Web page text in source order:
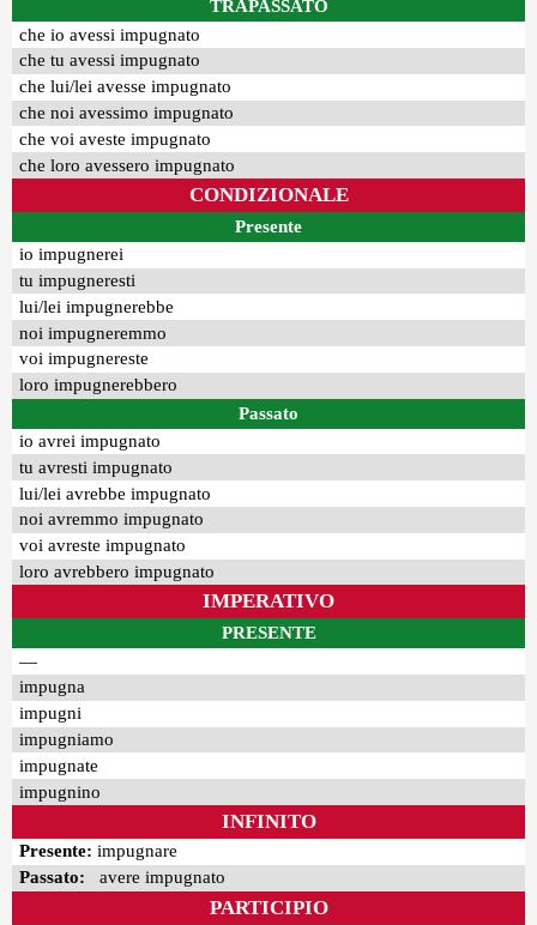
TRAPASSATO
che io avessi impugnato
che tu avessi impugnato
che lui/lei avesse impugnato
che noi avessimo impugnato
che voi aveste impugnato
che loro avessero impugnato
CONDIZIONALE
Presente
io impugnerei
tu impugneresti
lui/lei impugnerebbe
noi impugneremmo
voi impugnereste
loro impugnerebbero
Passato
io avrei impugnato
tu avresti impugnato
lui/lei avrebbe impugnato
noi avremmo impugnato
voi avreste impugnato
loro avrebbero impugnato
IMPERATIVO
PRESENTE
—
impugna
impugni
impugniamo
impugnate
impugnino
INFINITO
Presente: impugnare
Passato: avere impugnato
PARTICIPIO